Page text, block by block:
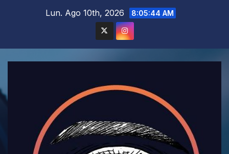
Lun. Ago 10th, 2026 8:05:46 AM